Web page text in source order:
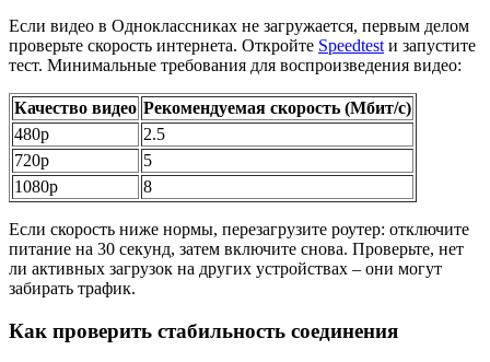
Если видео в Одноклассниках не загружается, первым делом
проверьте скорость интернета. Откройте Speedtestи запустите
тест. Минимальные требования для воспроизведения видео:
Качество видео Рекомендуемая скорость (Мбит/с)
480p
2.5
720p
5
1080p
8
Если скорость ниже нормы, перезагрузите роутер: отключите
питание на 30 секунд, затем включите снова. Проверьте, нет
ли активных загрузок на других устройствах – они могут
забирать трафик.
Как проверить стабильность соединения